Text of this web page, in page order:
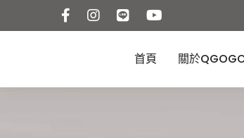
首頁 關於